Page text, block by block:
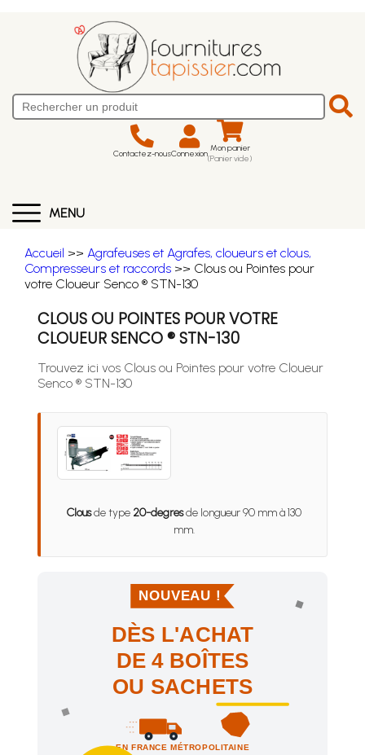
Contactez-nousConnexion Mon panier
(Panier vide)
MENU
Accueil >> Agrafeuses et Agrafes, cloueurs et clous,
Compresseurs et raccords >> Clous ou Pointes pour
votre Cloueur Senco ® STN-130
CLOUS OU POINTES POUR VOTRE
CLOUEUR SENCO ® STN-130
Trouvez ici vos Clous ou Pointes pour votre Cloueur
Senco ® STN-130
Clousde type 20-degresde longueur 90 mm à 130
mm.
NOUVEAU !
DÈS L'ACHAT
DE 4 BOÎTES
OU SACHETS
EN FRANCE MÉTROPOLITAINE